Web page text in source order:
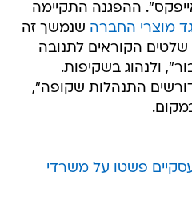
ההפגנה התקיימה
מוצרי החברה שנמשך זה
שלטים הקוראים לתנובה
ולנהוג בשקיפות.
התנהלות שקופה",
פשטו על משרדי